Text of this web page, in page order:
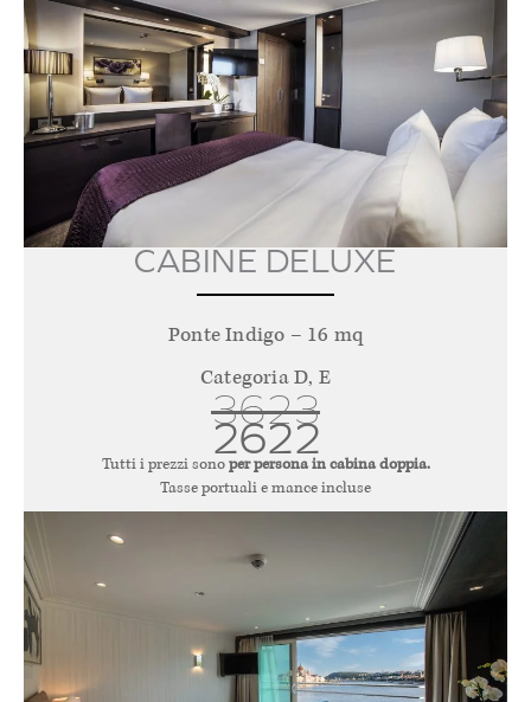
CABINE DELUXE
Ponte Indigo – 16 mq
Categoria D, E
3623
2622
Tutti i prezzi sonoper persona in cabina doppia.
Tasse portuali e mance incluse